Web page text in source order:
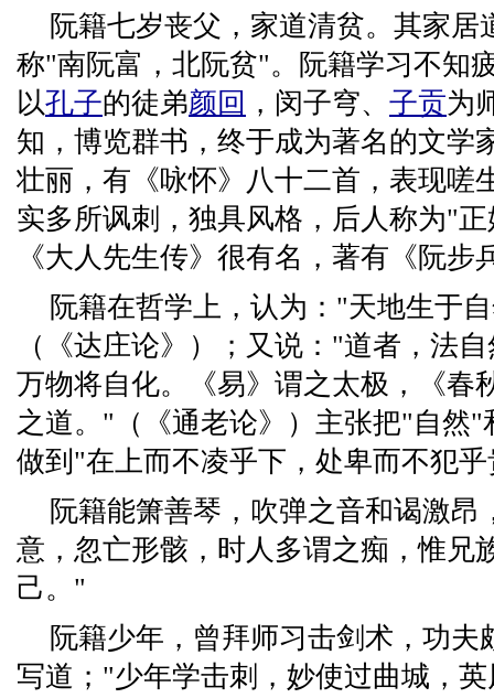
阮籍七岁丧父，家道清贫。其家
称"南阮富，北阮贫"。阮籍学习不知
以孔子的徒弟颜回 ，闵子穹、 子贡为
知，博览群书，终于成为著名的文学
壮丽，有《咏怀》八十二首，表现嗟
实多所讽刺，独具风格，后人称为"
《大人先生传》很有名，著有《阮步
阮籍在哲学上，认为："天地生于
（《达庄论》）；又说："道者，法
万物将自化。《易》谓之太极，《春
之道。"（《通老论》）主张把"自然
做到"在上而不凌乎下，处卑而不犯
阮籍能箫善琴，吹弹之音和谒激
意，忽亡形骸，时人多谓之痴，惟兄
己。"
阮籍少年，曾拜师习击剑术，功
写道；"少年学击刺，妙使过曲城，